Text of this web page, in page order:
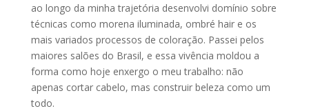
ao longo da minha trajetória desenvolvi domínio sobre
técnicas como morena iluminada, ombré hair e os
mais variados processos de coloração. Passei pelos
maiores salões do Brasil, e essa vivência moldou a
forma como hoje enxergo o meu trabalho: não
apenas cortar cabelo, mas construir beleza como um
todo.